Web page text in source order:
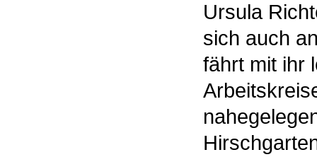
Ursula
sich auch
fährt mit ihr